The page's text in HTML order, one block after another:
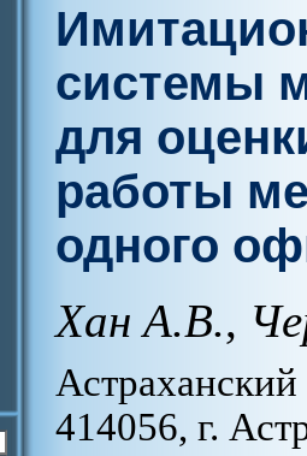
системы
для
работы
одного
Хан А.В.,
414056, г.